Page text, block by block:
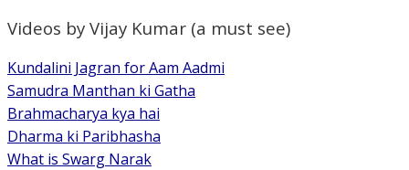
Videos by Vijay Kumar (a must see)
Kundalini Jagran for Aam Aadmi
Samudra Manthan ki Gatha
Brahmacharya kya hai
Dharma ki Paribhasha
What is Swarg Narak